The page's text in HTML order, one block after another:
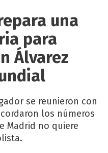
una
para
Álvarez
se reunieron con
los números
Madrid no quiere